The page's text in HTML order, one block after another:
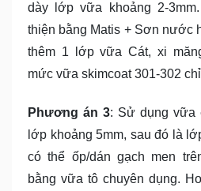
dày lớp vữa khoảng 2-
thiện bằng Matis + Sơn nước
thêm 1 lớp vữa Cát, xi
mức vữa skimcoat 301-302
Phương án 3: Sử dụng vữa
lớp khoảng 5mm, sau đó là
có thể ốp/dán gạch men
bằng vữa tô chuyên dụng.